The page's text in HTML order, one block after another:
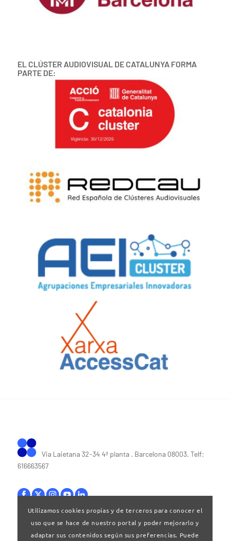
EL CLÚSTER AUDIOVISUAL DE CATALUNYA FORMA
PARTE DE:
Via Laietana 32-34 4ª planta . Barcelona 08003. Telf:
616663567
Bases legales|Política de privacitat
Utilizamos cookies propias y de terceros para conocer el
uso que se hace de nuestro portal y poder mejorarlo y
adaptar sus contenidos según sus preferencias. Puede